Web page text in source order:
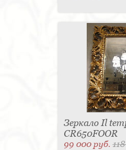
Зеркало Il
CR650FOOR
99 000 руб.